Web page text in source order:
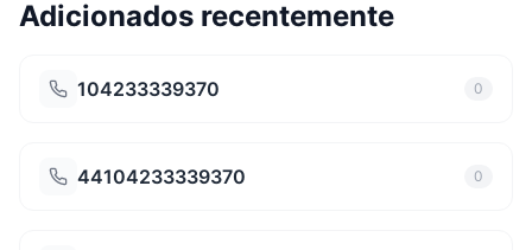
Adicionados recentemente
104233339370 0
44104233339370 0